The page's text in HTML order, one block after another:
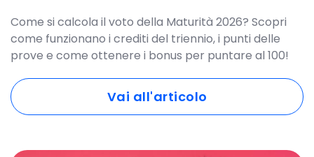
Come si calcola il voto della Maturità 2026? Scopri
come funzionano i crediti del triennio, i punti delle
prove e come ottenere i bonus per puntare al 100!
Vai all'articolo